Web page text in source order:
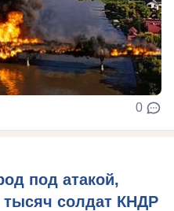
0
под атакой,
тысяч солдат КНДР